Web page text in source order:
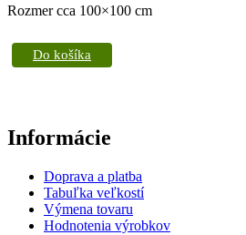
Rozmer cca 100×100 cm
Do košíka
Informácie
Doprava a platba
Tabuľka veľkostí
Výmena tovaru
Hodnotenia výrobkov